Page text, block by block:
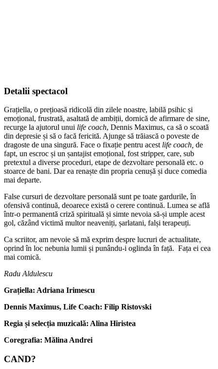
Detalii spectacol
Grațiella, o prețioasă ridicolă din zilele noastre, labilă psihic și
emoțional, frustrată, asaltată de ambiții, dornică de afirmare de sine,
recurge la ajutorul unui life coach, Dennis Maximus, ca să o scoată
din depresie și să o facă fericită. Ajunge să trăiască o poveste de
dragoste de una singură. Face o fixație pentru acest life coach, de
fapt, un escroc și un șantajist emoțional, fost stripper, care, sub
pretextul a diverse proceduri, etape de dezvoltare personală etc. o
stoarce de bani. Dar ea renaște din propria cenușă și duce comedia
mai departe.
False cursuri de dezvoltare personală sunt pe toate gardurile, în
ofensivă continuă, deoarece există o cerere continuă. Lumea se află
într-o permanentă criză spirituală și simte nevoia să-și umple acest
gol, căzând victimă multor neaveniți, șarlatani, falși terapeuți.
Ca scriitor, am nevoie să mă exprim despre lucruri de actualitate,
oprind în loc nebunia lumii și punându-i oglinda în față. Fața ei cea
mai comică.
Radu Aldulescu
Grațiella: Adriana Irimescu
Dennis Maximus, Life Coach: Filip Ristovski
Regia și selecția muzicală: Alina Hiristea
Coregrafia: Mălina Andrei
CAND?